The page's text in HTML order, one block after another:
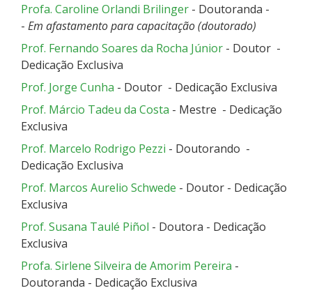
Profa. Caroline Orlandi Brilinger - Doutoranda -
- Em afastamento para capacitação (doutorado)
Prof. Fernando Soares da Rocha Júnior - Doutor -
Dedicação Exclusiva
Prof. Jorge Cunha - Doutor - Dedicação Exclusiva
Prof. Márcio Tadeu da Costa - Mestre - Dedicação
Exclusiva
Prof. Marcelo Rodrigo Pezzi - Doutorando -
Dedicação Exclusiva
Prof. Marcos Aurelio Schwede - Doutor - Dedicação
Exclusiva
Prof. Susana Taulé Piñol - Doutora - Dedicação
Exclusiva
Profa. Sirlene Silveira de Amorim Pereira -
Doutoranda - Dedicação Exclusiva